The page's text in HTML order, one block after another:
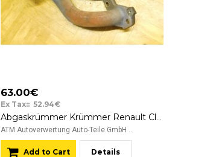
63.00€
Ex Tax:: 52.94€
Abgaskrümmer Krümmer Renault Clio 3 III
ATM Autoverwertung Auto-Teile GmbH ..
Add to Cart Details